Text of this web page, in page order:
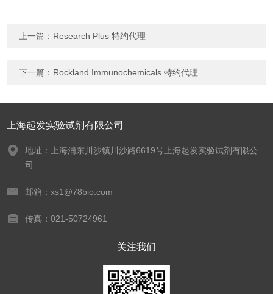
上一篇： Research Plus 特约代理
下一篇： Rockland Immunochemicals 特约代理
上海起发实验试剂有限公司
地址：上海浦东川沙镇川沙路6619号上海起发实验试剂有限公
司
邮箱：xs1@78bio.com
传真：021-50724961
关注我们